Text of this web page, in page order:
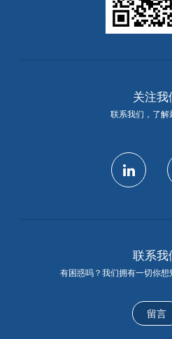
关注我
联系我们，了解
联系我
有困惑吗？我们拥有一切你想
留言